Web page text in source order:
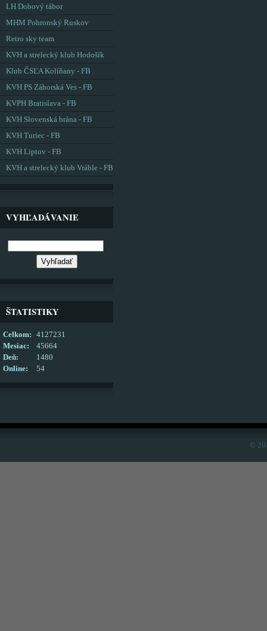
LH Dobový tábor
MHM Pohronský Ruskov
Retro sky team
KVH a strelecký klub Hodošík
Klub ČSĽA Kolíňany - FB
KVH PS Záhorská Ves - FB
KVPH Bratislava - FB
KVH Slovenská brána - FB
KVH Turiec - FB
KVH Liptov - FB
KVH a strelecký klub Vráble - FB
VYHĽADÁVANIE
ŠTATISTIKY
Online: 54
Celkom:
4127231
Mesiac:
45664
Deň:
1480
©